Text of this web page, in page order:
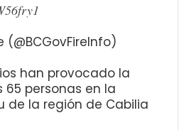
(@BCGovFireInfo)
han provocado la
personas en la
de la región de Cabilia